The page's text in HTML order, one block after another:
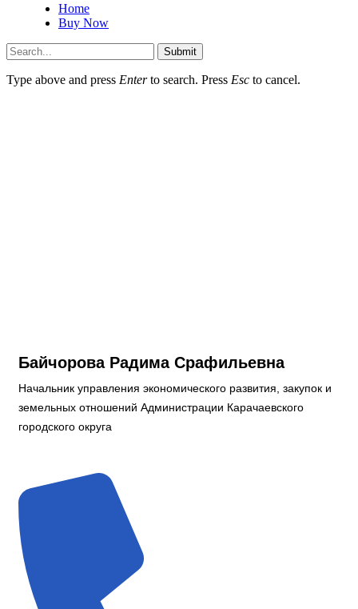
Home
Buy Now
Submit
Type above and press Enterto search. Press Esc to cancel.
Администрация
Байчорова Радима Срафильевна
Начальник управления экономического развития, закупок и
земельных отношений Администрации Карачаевского
городского округа